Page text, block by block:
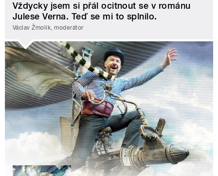
Vždycky jsem si přál ocitnout se v románu
Julese Verna. Teď se mi to splnilo.
Václav Žmolík, moderátor